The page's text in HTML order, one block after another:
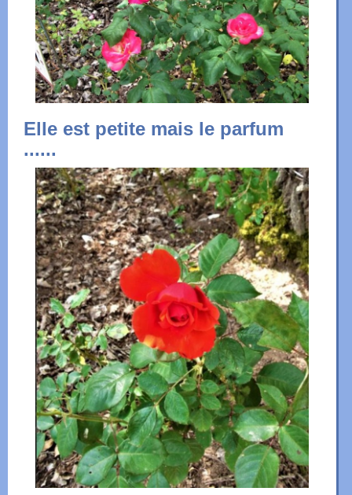
Elle est petite mais le parfum
......